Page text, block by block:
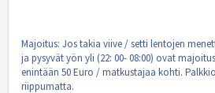
Majoitus: Jos takia viive / setti lentojen
ja pysyvät yön yli (22: 00- 08:00) ovat
enintään 50 Euro / matkustajaa kohti.
riippumatta.